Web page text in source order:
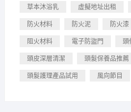
草本沐浴乳 虛擬地址出租
防火材料 防火泥 防火漆
阻火材料 電子防盜門 頭
頭皮深層清潔 頭髮保養品推薦
頭髮護理產品試用 風向節目